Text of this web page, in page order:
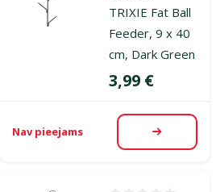
TRIXIE Fat Ball
Feeder, 9 x 40
cm, Dark Green
Cena
3,99 €
Nav pieejams Apskatīt